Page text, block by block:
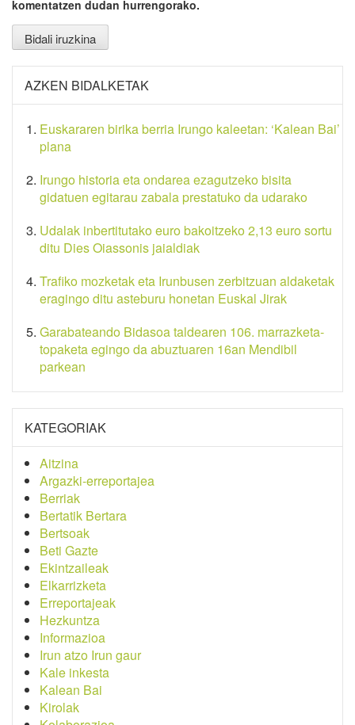
komentatzen dudan hurrengorako.
AZKEN BIDALKETAK
Euskararen birika berria Irungo kaleetan: ‘Kalean Bai’
plana
Irungo historia eta ondarea ezagutzeko bisita
gidatuen egitarau zabala prestatuko da udarako
Udalak inbertitutako euro bakoitzeko 2,13 euro sortu
ditu Dies Oiassonis jaialdiak
Trafiko mozketak eta Irunbusen zerbitzuan aldaketak
eragingo ditu asteburu honetan Euskal Jirak
Garabateando Bidasoa taldearen 106. marrazketa-
topaketa egingo da abuztuaren 16an Mendibil
parkean
KATEGORIAK
Aitzina
Argazki-erreportajea
Berriak
Bertatik Bertara
Bertsoak
Beti Gazte
Ekintzaileak
Elkarrizketa
Erreportajeak
Hezkuntza
Informazioa
Irun atzo Irun gaur
Kale inkesta
Kalean Bai
Kirolak